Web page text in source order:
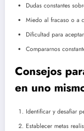
Dudas constantes
Miedo al fracaso o a
Dificultad para
Compararnos
Consejos
en uno
Identificar y desafiar
Establecer metas